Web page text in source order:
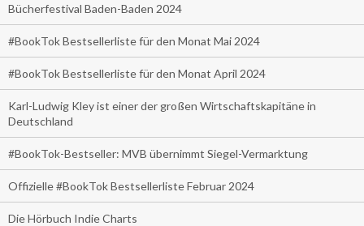
Bücherfestival Baden-Baden 2024
#BookTok Bestsellerliste für den Monat Mai 2024
#BookTok Bestsellerliste für den Monat April 2024
Karl-Ludwig Kley ist einer der großen Wirtschaftskapitäne in
Deutschland
#BookTok-Bestseller: MVB übernimmt Siegel-Vermarktung
Offizielle #BookTok Bestsellerliste Februar 2024
Die Hörbuch Indie Charts